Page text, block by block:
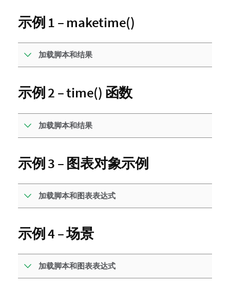
示例 1 – maketime()
加载脚本和结果
示例 2 – time() 函数
加载脚本和结果
示例 3 – 图表对象示例
加载脚本和图表表达式
示例 4 – 场景
加载脚本和图表表达式